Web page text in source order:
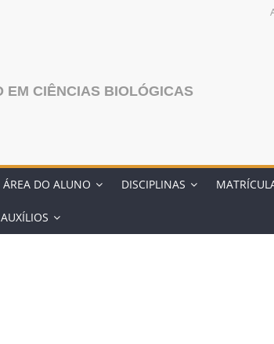
EM CIÊNCIAS BIOLÓGICAS
ÁREA DO ALUNO DISCIPLINAS
AUXÍLIOS